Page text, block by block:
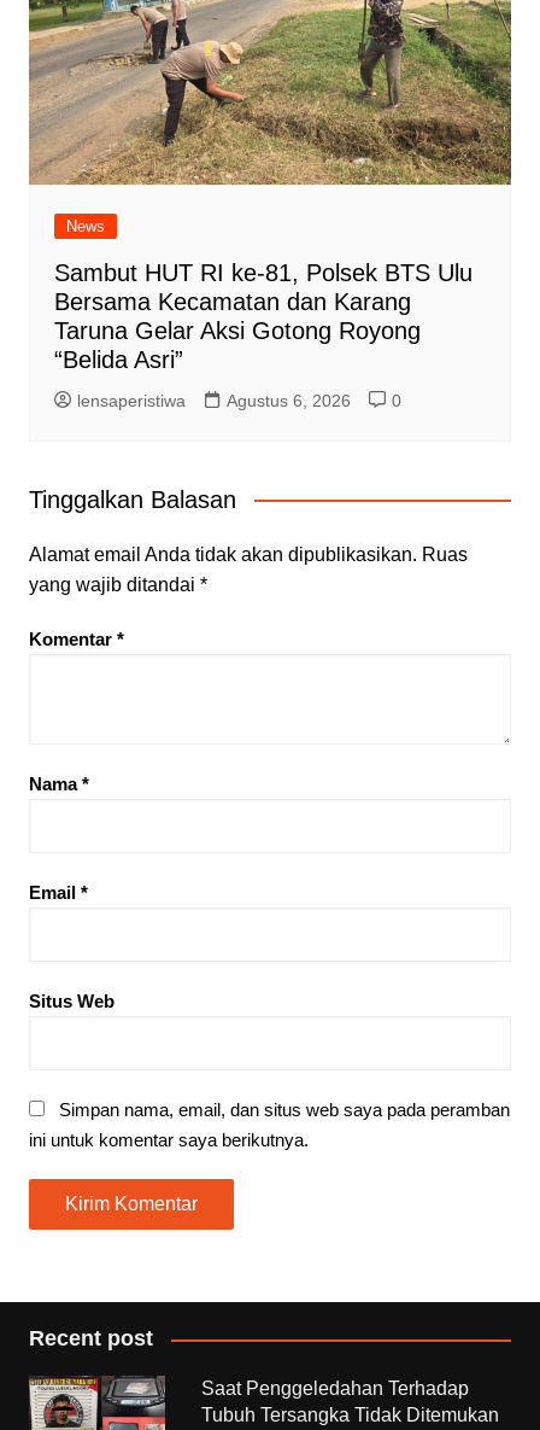
News
Sambut HUT RI ke-81, Polsek BTS Ulu
Bersama Kecamatan dan Karang
Taruna Gelar Aksi Gotong Royong
“Belida Asri”
lensaperistiwa Agustus 6, 2026 0
Tinggalkan Balasan
Alamat email Anda tidak akan dipublikasikan. Ruas
yang wajib ditandai *
Komentar *
Nama*
Email *
Situs Web
Simpan nama, email, dan situs web saya pada peramban
ini untuk komentar saya berikutnya.
Recent post
Saat Penggeledahan Terhadap
Tubuh Tersangka Tidak Ditemukan